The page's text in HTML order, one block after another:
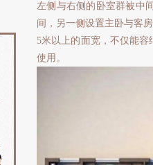
左侧与右侧的卧室群被中
间，另一侧设置主卧与客
5米以上的面宽，不仅能
使用。